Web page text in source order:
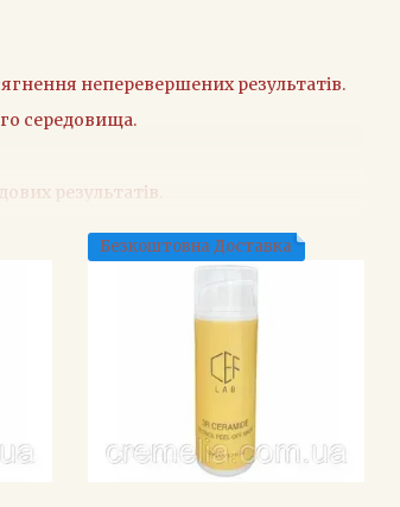
неперевершених результатів.
середовища.
результатів.
від старіння.
та красою.
Безкоштовна Доставка